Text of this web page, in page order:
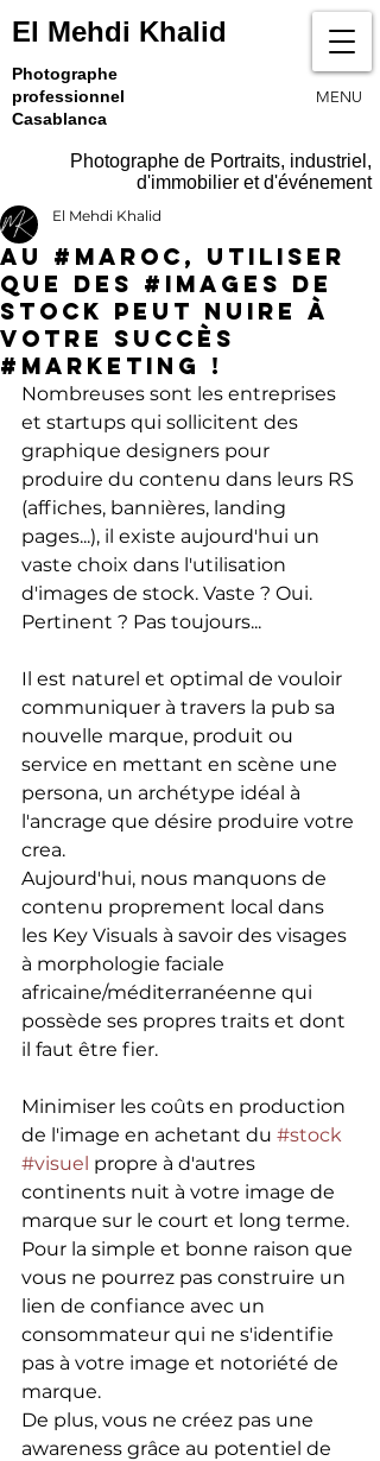
El Mehdi Khalid
Photographe
professionnel
Casablanca
MENU
Photographe de Portraits, industriel,
d'immobilier et d'événement
Au #Maroc, utiliser
que des #images de
stock peut nuire à
votre succès
#marketing !
El Mehdi Khalid
Nombreuses sont les entreprises
et startups qui sollicitent des
graphique designers pour
produire du contenu dans leurs RS
(affiches, bannières, landing
pages...), il existe aujourd'hui un
vaste choix dans l'utilisation
d'images de stock. Vaste ? Oui.
Pertinent ? Pas toujours...
Il est naturel et optimal de vouloir
communiquer à travers la pub sa
nouvelle marque, produit ou
service en mettant en scène une
persona, un archétype idéal à
l'ancrage que désire produire votre
crea.
Aujourd'hui, nous manquons de
contenu proprement local dans
les Key Visuals à savoir des visages
à morphologie faciale
africaine/méditerranéenne qui
possède ses propres traits et dont
il faut être fier.
Minimiser les coûts en production
de l'image en achetant du #stock
#visuel propre à d'autres
continents nuit à votre image de
marque sur le court et long terme.
Pour la simple et bonne raison que
vous ne pourrez pas construire un
lien de confiance avec un
consommateur qui ne s'identifie
pas à votre image et notoriété de
marque.
De plus, vous ne créez pas une
awareness grâce au potentiel de